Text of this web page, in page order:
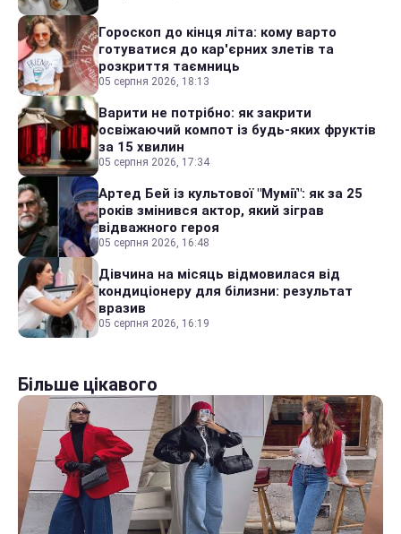
Гороскоп до кінця літа: кому варто
готуватися до кар'єрних злетів та
розкриття таємниць
05 серпня 2026, 18:13
Варити не потрібно: як закрити
освіжаючий компот із будь-яких фруктів
за 15 хвилин
05 серпня 2026, 17:34
Артед Бей із культової "Мумії": як за 25
років змінився актор, який зіграв
відважного героя
05 серпня 2026, 16:48
Дівчина на місяць відмовилася від
кондиціонеру для білизни: результат
вразив
05 серпня 2026, 16:19
Більше цікавого